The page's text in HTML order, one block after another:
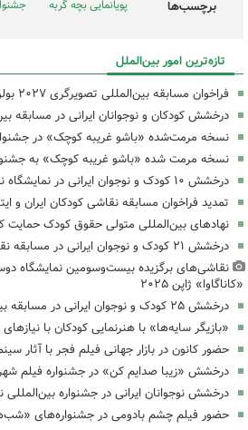
برچسب‌ها پویانمایی بچه گربه
تازه‌ترین امور بین‌الملل
فراخوان مسابقه بین‌المللی تصویرگری ۲۰۲۷ بولونیا منتشر شد
درخشش کودکان و نوجوانان ایرانی در مسابقه
نسخه مرمت‌شده «باشو غریبه کوچک» در
نسخه مرمت شده «باشو غریبه کوچک» به
درخشش ۱۰ کودک و نوجوان ایرانی در نمایشگاه نقاشی نوازاگورا بلغارستان
تمدید فراخوان مسابقه نقاشی کودکان ایران و
نهادهای بین‌المللی متولی حقوق کودک‌ حمایت
درخشش ۲۱ کودک و نوجوان ایرانی در مسابقه نقاشی «کاناگاوا» ژاپن
نقاشی‌های برگزیده بیست‌وسومین نمایشگاه
«کاناگاوا» ژاپن ۲۰۲۵
درخشش ۲۵ کودک و نوجوان ایرانی در مسابقه بین‌المللی نقاشی رومانی
«بازیگر سایه‌ها» با هنرنمایی کودکان با
حضور کانون در بازار جهانی فیلم فجر با آثار
درخشش «زیبا صدایم کن» در جشنواره فیلم شهر و
درخشش نوجوانان ایرانی در جشنواره بین‌المللی
حضور فیلم چشم بادومی در جشنواره‌های